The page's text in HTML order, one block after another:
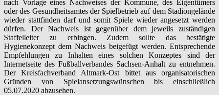
nach Vorlage eines Nachweises der Kommune, des Eigentümers
oder des Gesundheitsamtes der Spielbetrieb auf dem Stadiongelände
wieder stattfinden darf und somit Spiele wieder angesetzt werden
dürfen. Der Nachweis ist gegenüber dem jeweils zuständigen
Staffelleiter zu erbingen. Zudem sollte das bestätigte
Hygienekonzept dem Nachweis beigefügt werden. Entsprechende
Empfehlungen zu Inhalten eines solchen Konzeptes sind der
Internetseite des Fußballverbandes Sachsen-Anhalt zu entnehmen.
Der Kreisfachverband Altmark-Ost bittet aus organisatorischen
Gründen von Spielansetzungswünschen bis einschließlich
05.07.2020 abzusehen.